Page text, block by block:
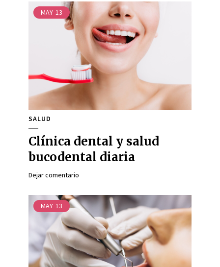
MAY 13
SALUD
Clínica dental y salud
bucodental diaria
Dejar comentario
MAY 13